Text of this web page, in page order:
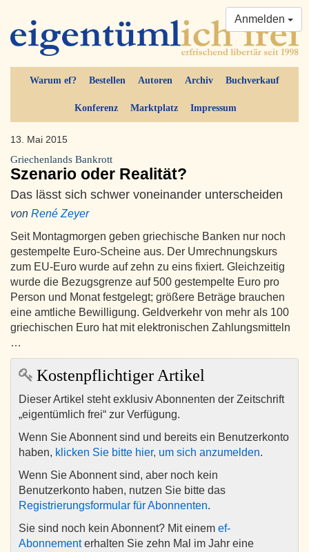
Warum ef? Bestellen Autoren Archiv Buchverkauf
Konferenz Marktplatz Impressum
Anmelden
13. Mai 2015
Griechenlands Bankrott
Szenario oder Realität?
Das lässt sich schwer voneinander unterscheiden
von René Zeyer
Seit Montagmorgen geben griechische Banken nur noch
gestempelte Euro-Scheine aus. Der Umrechnungskurs
zum EU-Euro wurde auf zehn zu eins fixiert. Gleichzeitig
wurde die Bezugsgrenze auf 500 gestempelte Euro pro
Person und Monat festgelegt; größere Beträge brauchen
eine amtliche Bewilligung. Geldverkehr von mehr als 100
griechischen Euro hat mit elektronischen Zahlungsmitteln
…
Kostenpflichtiger Artikel
Dieser Artikel steht exklusiv Abonnenten der Zeitschrift
„eigentümlich frei“ zur Verfügung.
Wenn Sie Abonnent sind und bereits ein Benutzerkonto
haben, klicken Sie bitte hier, um sich anzumelden.
Wenn Sie Abonnent sind, aber noch kein
Benutzerkonto haben, nutzen Sie bitte das
Registrierungsformular für Abonnenten.
Sie sind noch kein Abonnent? Mit einem ef-
Abonnementerhalten Sie zehn Mal im Jahr eine